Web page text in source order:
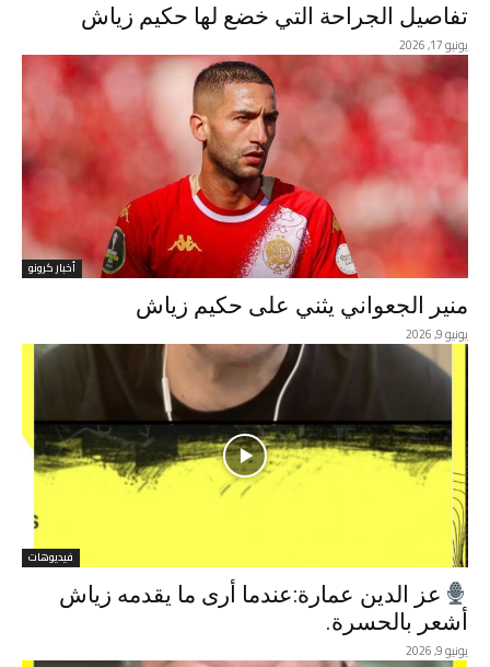
تفاصيل الجراحة التي خضع لها حكيم زياش
يونيو 17, 2026
أخبار كرونو
منير الجعواني يثني على حكيم زياش
يونيو 9, 2026
فيديوهات
عز الدين عمارة:عندما أرى ما يقدمه زياش
أشعر بالحسرة.
يونيو 9, 2026